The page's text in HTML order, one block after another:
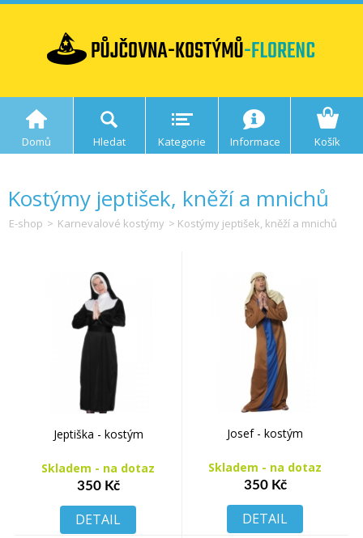
Domů Hledat Kategorie Informace Košík
Kostýmy jeptišek, kněží a mnichů
E-shop > Karnevalové kostýmy > Kostýmy jeptišek, kněží a mnichů
Jeptiška - kostým
Skladem - na dotaz
350 Kč
DETAIL
Josef - kostým
Skladem - na dotaz
350 Kč
DETAIL